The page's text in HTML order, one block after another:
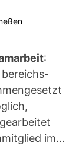
:
bereichs-
im…